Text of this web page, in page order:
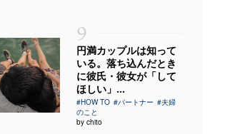
9
円満カップルは知って
いる。落ち込んだとき
に彼氏・彼女が「して
ほしい」...
#HOW TO #パートナー #夫婦
のこと
by chito